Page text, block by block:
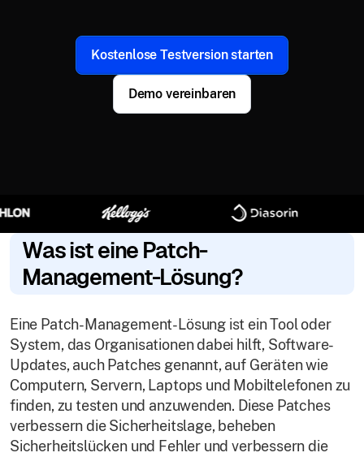
Kostenlose Testversion starten
Demo vereinbaren
Was ist eine Patch-
Management-Lösung?
Eine Patch-Management-Lösung ist ein Tool oder
System, das Organisationen dabei hilft, Software-
Updates, auch Patches genannt, auf Geräten wie
Computern, Servern, Laptops und Mobiltelefonen zu
finden, zu testen und anzuwenden. Diese Patches
verbessern die Sicherheitslage, beheben
Sicherheitslücken und Fehler und verbessern die